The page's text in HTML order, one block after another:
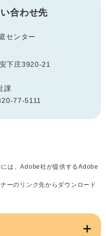
合わせ先
センター
下庄3920-21
課
77-5111
は、Adobe社が提供するAdobe
ーのリンク先からダウンロード